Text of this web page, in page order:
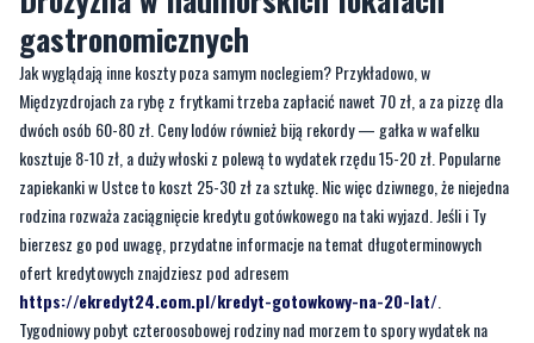
Międzyzdrojach za rybę z frytkami trzeba zapłacić nawet 70 zł, a za pizzę dla
dwóch osób 60-80 zł. Ceny lodów również biją rekordy — gałka w wafelku
kosztuje 8-10 zł, a duży włoski z polewą to wydatek rzędu 15-20 zł. Popularne
zapiekanki w Ustce to koszt 25-30 zł za sztukę. Nic więc dziwnego, że niejedna
rodzina rozważa zaciągnięcie kredytu gotówkowego na taki wyjazd. Jeśli i Ty
bierzesz go pod uwagę, przydatne informacje na temat długoterminowych
ofert kredytowych znajdziesz pod adresem
https://ekredyt24.com.pl/kredyt-gotowkowy-na-20-lat/ .
Tygodniowy pobyt czteroosobowej rodziny nad morzem to spory wydatek na
wyżywienie. Śniadania w hotelu zaczynają się od 20-30 zł od osoby. Obiady w
restauracjach dla całej rodziny to koszt co najmniej 100 zł dziennie. Do tego
dochodzą lody, napoje i przekąski. Łącznie same posiłki mogą pochłonąć nawet